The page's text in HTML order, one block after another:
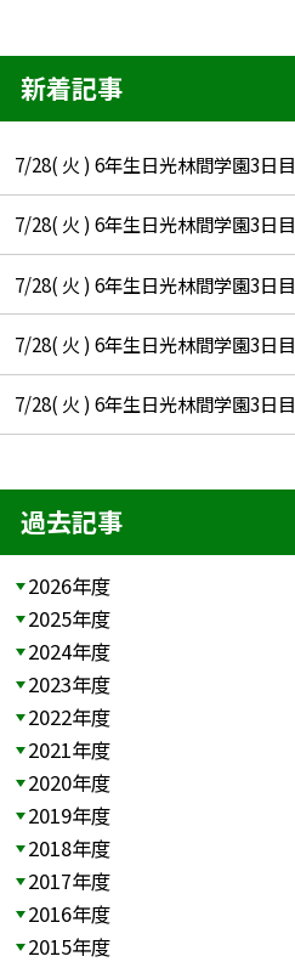
新着記事
7/28( 火 ) 6年生日光林間学園3日目
7/28( 火 ) 6年生日光林間学園3日目
7/28( 火 ) 6年生日光林間学園3日目
7/28( 火 ) 6年生日光林間学園3日目
7/28( 火 ) 6年生日光林間学園3日目
過去記事
2026年度
2025年度
2024年度
2023年度
2022年度
2021年度
2020年度
2019年度
2018年度
2017年度
2016年度
2015年度